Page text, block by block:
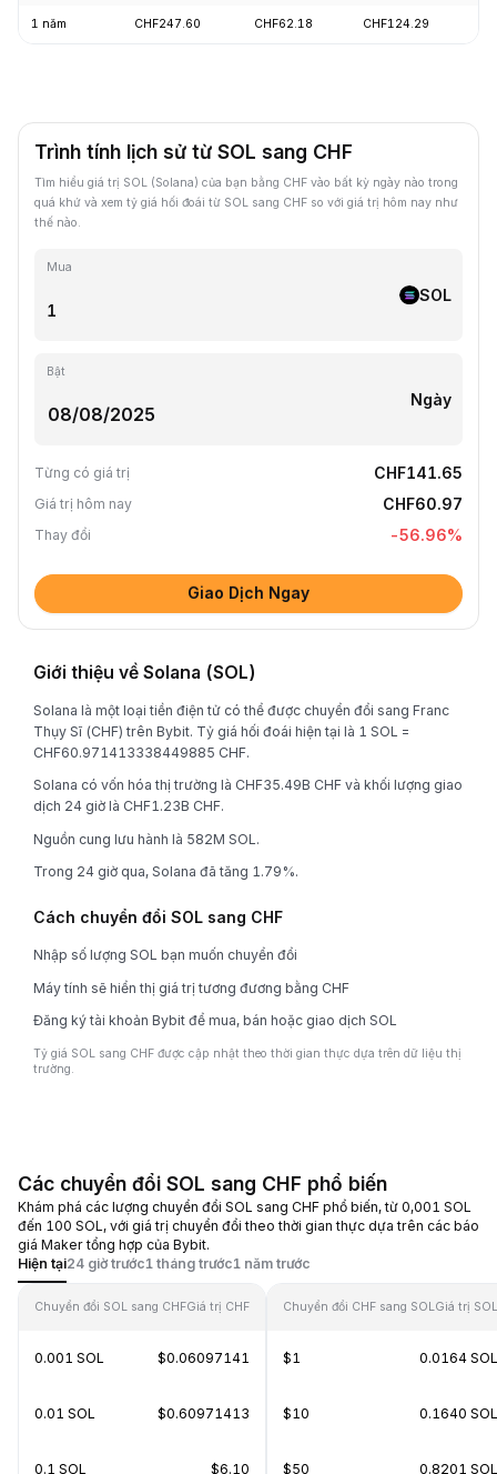
1 năm CHF247.60 CHF62.18 CHF124.29
Trình tính lịch sử từ SOL sang CHF
Tìm hiểu giá trị SOL (Solana) của bạn bằng CHF vào bất kỳ ngày nào trong
quá khứ và xem tỷ giá hối đoái từ SOL sang CHF so với giá trị hôm nay như
thế nào.
Mua
SOL
Bật
Ngày
Từng có giá trị CHF141.65
Giá trị hôm nay CHF60.97
Thay đổi -56.96%
Giao Dịch Ngay
Giới thiệu về Solana (SOL)
Solana là một loại tiền điện tử có thể được chuyển đổi sang Franc
Thụy Sĩ (CHF) trên Bybit. Tỷ giá hối đoái hiện tại là 1 SOL =
CHF60.971413338449885 CHF.
Solana có vốn hóa thị trường là CHF35.49B CHF và khối lượng giao
dịch 24 giờ là CHF1.23B CHF.
Nguồn cung lưu hành là 582M SOL.
Trong 24 giờ qua, Solana đã tăng 1.79%.
Cách chuyển đổi SOL sang CHF
Nhập số lượng SOL bạn muốn chuyển đổi
Máy tính sẽ hiển thị giá trị tương đương bằng CHF
Đăng ký tài khoản Bybit để mua, bán hoặc giao dịch SOL
Tỷ giá SOL sang CHF được cập nhật theo thời gian thực dựa trên dữ liệu thị
trường.
Các chuyển đổi SOL sang CHF phổ biến
Khám phá các lượng chuyển đổi SOL sang CHF phổ biến, từ 0,001 SOL
đến 100 SOL, với giá trị chuyển đổi theo thời gian thực dựa trên các báo
giá Maker tổng hợp của Bybit.
Hiện tại24 giờ trước1 tháng trước1 năm trước
Chuyển đổi SOL sang CHFGiá trị CHF
0.001 SOL $0.06097141
0.01 SOL $0.60971413
0.1 SOL $6.10
Chuyển đổi CHF sang SOLGiá trị SOL
$1 0.0164 SOL
$10 0.1640 SOL
$50 0.8201 SOL